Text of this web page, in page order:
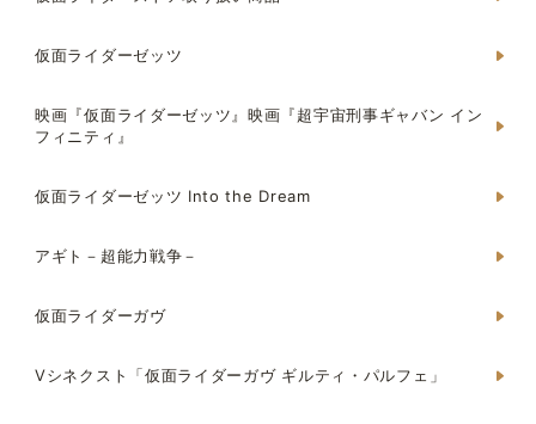
仮面ライダーゼッツ
映画『仮面ライダーゼッツ』映画『超宇宙刑事ギャバン イン
フィニティ』
仮面ライダーゼッツ Into the Dream
アギト－超能力戦争－
仮面ライダーガヴ
Vシネクスト「仮面ライダーガヴ ギルティ・パルフェ」